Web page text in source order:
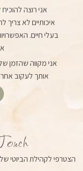
אני רוצה
איכותיים לא
בעלי חיים.
אני מקווה שהזמן
אותך לעקוב
הצטרפי לקהילת הביוטי